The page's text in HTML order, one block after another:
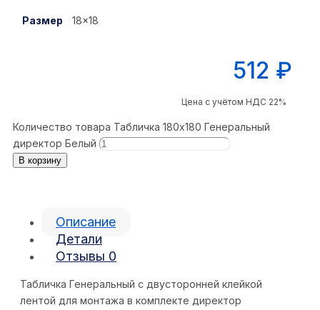
Размер 18×18
512 ₽
Цена с учётом НДС 22%
Количество товара Табличка 180x180 Генеральный
директор Белый
В корзину
Описание
Детали
Отзывы 0
Табличка Генеральный с двусторонней клейкой
лентой для монтажа в комплекте директор